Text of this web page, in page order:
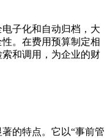
子化和自动归档，大
。在费用预算制定相
和调用，为企业的财
的特点。它以“事前管